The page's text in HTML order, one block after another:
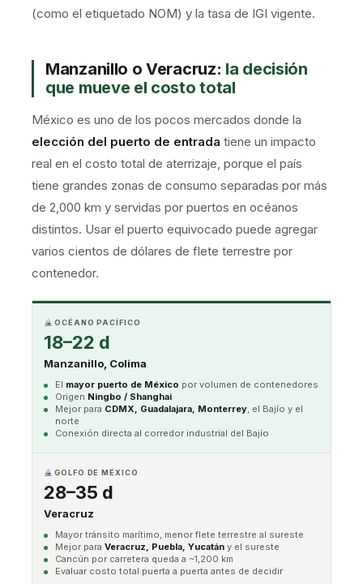
(como el etiquetado NOM) y la tasa de IGI vigente.
Manzanillo o Veracruz: la decisión
que mueve el costo total
México es uno de los pocos mercados donde la
elección del puerto de entrada tiene un impacto
real en el costo total de aterrizaje, porque el país
tiene grandes zonas de consumo separadas por más
de 2,000 km y servidas por puertos en océanos
distintos. Usar el puerto equivocado puede agregar
varios cientos de dólares de flete terrestre por
contenedor.
OCÉANO PACÍFICO
18–22 d
Manzanillo, Colima
El mayor puerto de México por volumen de contenedores
Origen Ningbo / Shanghai
Mejor para CDMX, Guadalajara, Monterrey, el Bajío y el
norte
Conexión directa al corredor industrial del Bajío
GOLFO DE MÉXICO
28–35 d
Veracruz
Mayor tránsito marítimo, menor flete terrestre al sureste
Mejor para Veracruz, Puebla, Yucatán y el sureste
Cancún por carretera queda a ~1,200 km
Evaluar costo total puerta a puerta antes de decidir